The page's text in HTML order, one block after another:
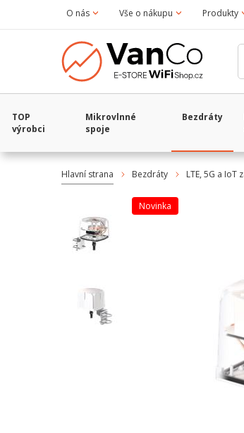
O nás Vše o nákupu Produkty
TOP
výrobci
Mikrovlnné
spoje
Bezdráty
Hlavní strana Bezdráty LTE, 5G a IoT
Novinka